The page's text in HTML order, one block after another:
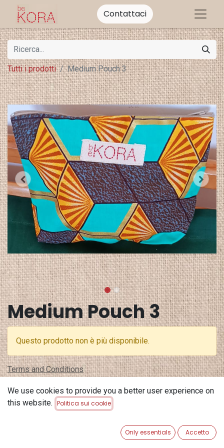
Contattaci
Tutti i prodotti Medium Pouch 3
Medium Pouch 3
Questo prodotto non è più disponibile.
Terms and Conditions
Spedizione: 2-3 giorni lavorativi
We use cookies to provide you a better user experience on
this website. Politica sui cookie
Only essentials Accetto